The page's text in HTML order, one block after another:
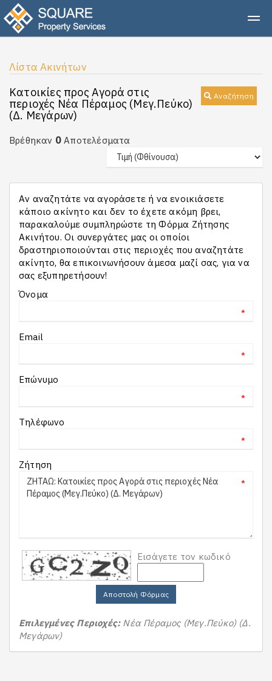
Λίστα Ακινήτων
Αναζήτηση
Κατοικίες προς Αγορά στις
περιοχές Νέα Πέραμος (Μεγ.Πεύκο)
(Δ. Μεγάρων)
Βρέθηκαν 0 Αποτελέσματα
Αν αναζητάτε να αγοράσετε ή να ενοικιάσετε
κάποιο ακίνητο και δεν το έχετε ακόμη βρει,
παρακαλούμε συμπληρώστε τη Φόρμα Ζήτησης
Ακινήτου. Οι συνεργάτες μας οι οποίοι
δραστηριοποιούνται στις περιοχές που αναζητάτε
ακίνητο, θα επικοινωνήσουν άμεσα μαζί σας, για να
σας εξυπηρετήσουν!
Όνομα
*
Email
*
Επώνυμο
*
Τηλέφωνο
*
Ζήτηση
*
Εισάγετε τον κωδικό
Αποστολή Φόρμας
Επιλεγμένες Περιοχές: Νέα Πέραμος (Μεγ.Πεύκο) (Δ.
Μεγάρων)